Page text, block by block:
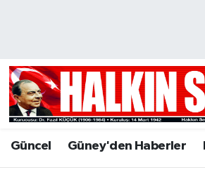
Güncel Güney'den Haberler
Hava Durumu
Trafik Durumu